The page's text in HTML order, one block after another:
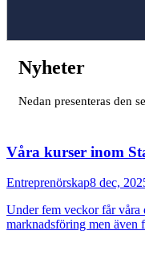
Nyheter
Nedan presenteras den
Våra kurser inom
Entreprenörskap8 dec,
Under fem veckor får våra
marknadsföring men även